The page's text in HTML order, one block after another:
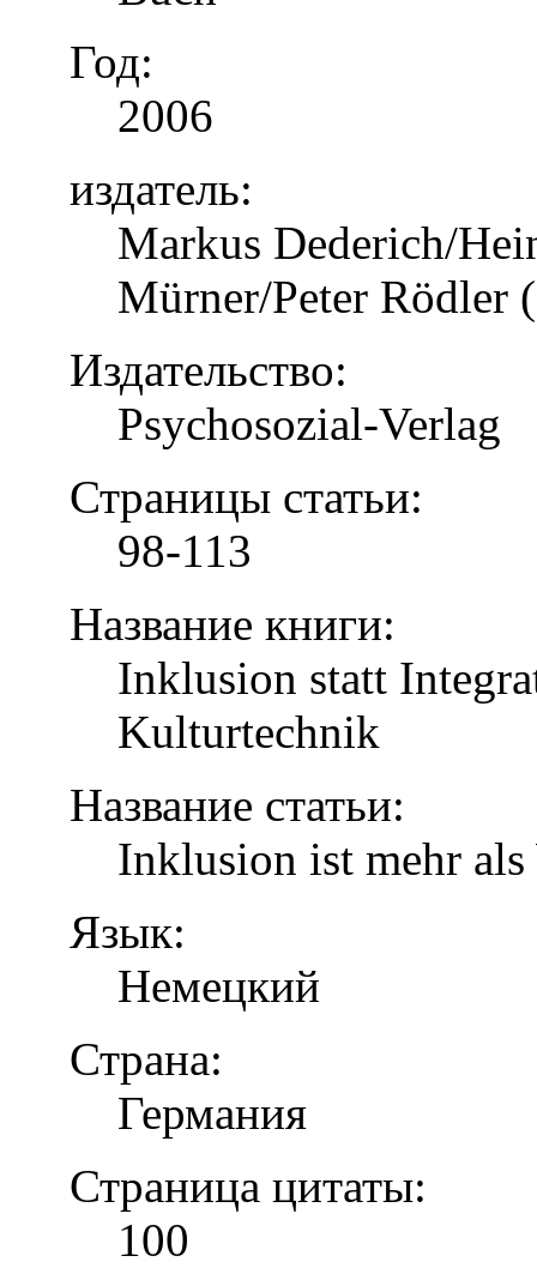
Год:
2006
издатель:
Markus Dederich/
Mürner/Peter Rödler
Издательство:
Psychosozial-Verlag
Страницы статьи:
98-113
Название книги:
Inklusion statt
Kulturtechnik
Название статьи:
Inklusion ist mehr
Язык:
Немецкий
Страна:
Германия
Страница цитаты:
100